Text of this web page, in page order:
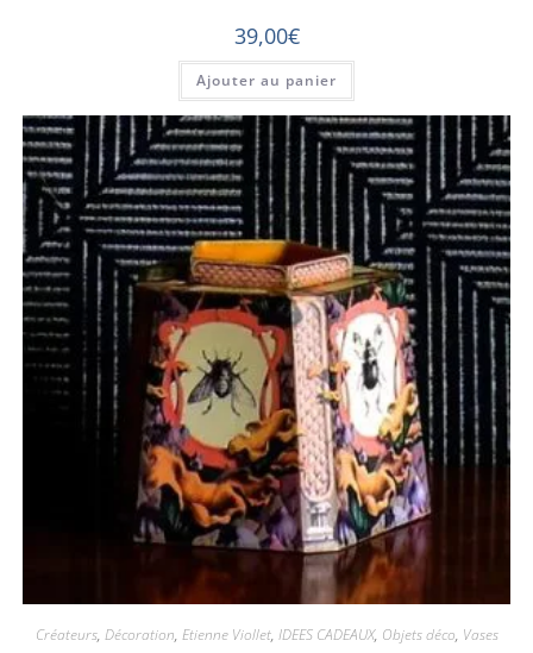
39,00€
Ajouter au panier
Créateurs, Décoration, Etienne Viollet, IDEES CADEAUX, Objets déco, Vases